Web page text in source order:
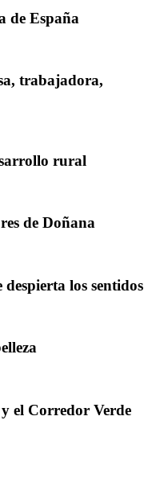
de España
trabajadora,
rural
de Doñana
los sentidos
el Corredor Verde